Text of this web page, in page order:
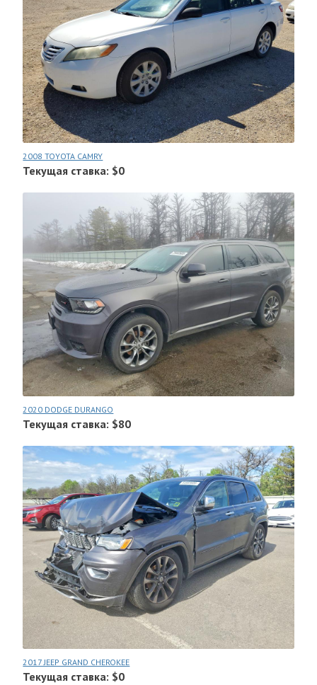
2008 TOYOTA CAMRY
Текущая ставка: $0
2020 DODGE DURANGO
Текущая ставка: $80
2017 JEEP GRAND CHEROKEE
Текущая ставка: $0